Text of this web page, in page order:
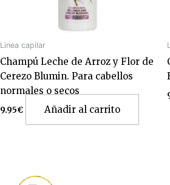
Linea capilar
Champú Leche de Arroz y Flor de
Cerezo Blumin. Para cabellos
normales o secos
9.95€ Añadir al carrito